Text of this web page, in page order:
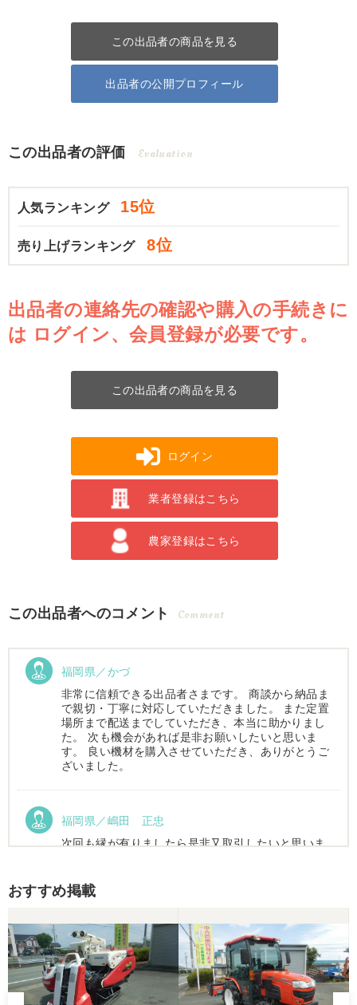
この出品者の商品を見る
出品者の公開プロフィール
この出品者の評価 Evaluation
人気ランキング 15位
売り上げランキング 8位
出品者の連絡先の確認や購入の手続きに
は ログイン、会員登録が必要です。
この出品者の商品を見る
ログイン
業者登録はこちら
農家登録はこちら
この出品者へのコメント Comment
福岡県／かづ
非常に信頼できる出品者さまです。 商談から納品ま
で親切・丁寧に対応していただきました。 また定置
場所まで配送までしていただき、本当に助かりまし
た。 次も機会があれば是非お願いしたいと思いま
す。 良い機材を購入させていただき、ありがとうご
ざいました。
福岡県／嶋田 正忠
次回も縁が有りましたら是非又取引したいと思いま
色々と農機具屋さんと取引してきましたが、とても
親切で信頼のおける業者様でした。 これからもお付
き合いしたいと、思います。 有り難うございまし
た。
おすすめ掲載